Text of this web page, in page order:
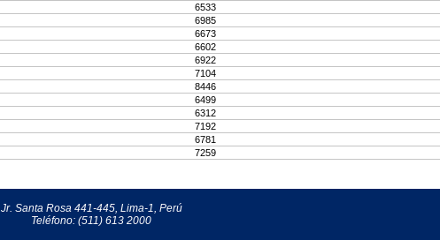
6533
6985
6673
6602
6922
7104
8446
6499
6312
7192
6781
7259
Jr. Santa Rosa 441-445, Lima-1, Perú
Teléfono: (511) 613 2000